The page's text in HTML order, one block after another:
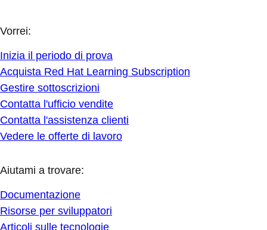
Vorrei:
Inizia il periodo di prova
Acquista Red Hat Learning Subscription
Gestire sottoscrizioni
Contatta l'ufficio vendite
Contatta l'assistenza clienti
Vedere le offerte di lavoro
Aiutami a trovare:
Documentazione
Risorse per sviluppatori
Articoli sulle tecnologie